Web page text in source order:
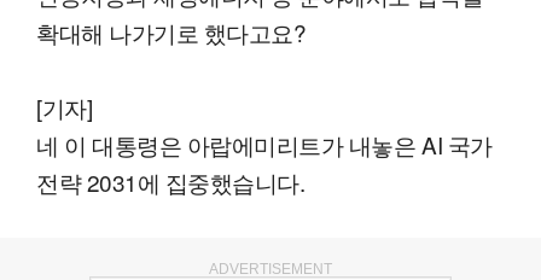
확대해 나가기로 했다고요?
[기자]
네 이 대통령은 아랍에미리트가 내놓은 AI 국가
전략 2031에 집중했습니다.
ADVERTISEMENT